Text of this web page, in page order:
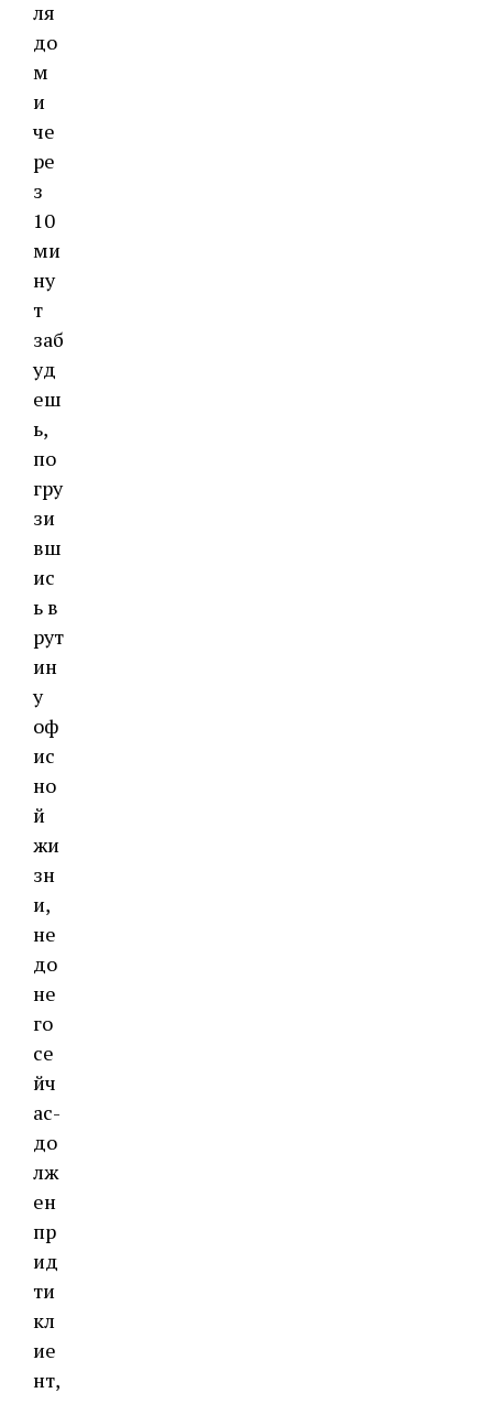
ля
до
м
и
че
ре
з
10
ми
ну
т
заб
уд
еш
ь,
по
гру
зи
вш
ис
ь в
рут
ин
у
оф
ис
но
й
жи
зн
и,
не
до
не
го
се
йч
ас-
до
лж
ен
пр
ид
ти
кл
ие
нт,